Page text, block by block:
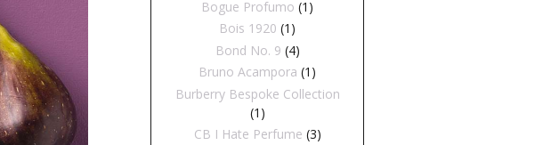
Bogue Profumo (1)
Bois 1920 (1)
Bond No. 9 (4)
Bruno Acampora (1)
Burberry Bespoke Collection
(1)
CB I Hate Perfume (3)